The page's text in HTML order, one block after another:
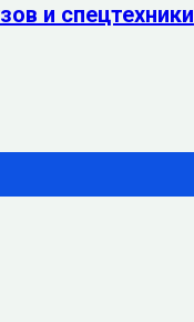
и спецтехники